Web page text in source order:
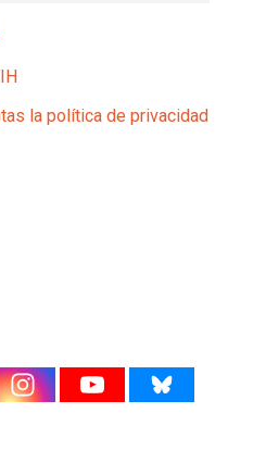
la política de privacidad